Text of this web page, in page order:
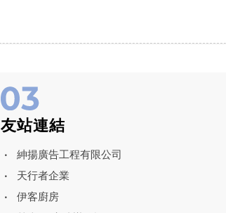
友站連結
紳揚廣告工程有限公司
天行者企業
伊客廚房